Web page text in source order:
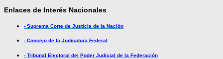
Enlaces de Interés Nacionales
- Suprema Corte de Justicia de la Nación
- Consejo de la Judicatura Federal
- Tribunal Electoral del Poder Judicial de la Federación